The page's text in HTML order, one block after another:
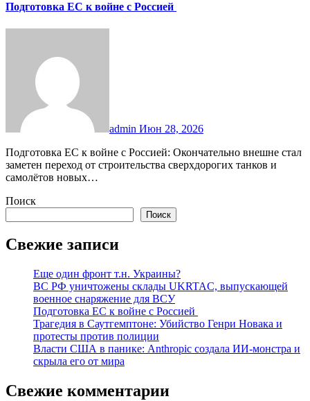
Подготовка ЕС к войне с Россией
admin Июн 28, 2026
Подготовка ЕС к войне с Россией: Окончательно внешне стал
заметен переход от строительства сверхдорогих танков и
самолётов новых…
Поиск
Поиск
Свежие записи
Еще один фронт т.н. Украины?
ВС РФ уничтожены склады UKRTAC, выпускающей
военное снаряжение для ВСУ
Подготовка ЕС к войне с Россией
Трагедия в Саутгемптоне: Убийство Генри Новака и
протесты против полиции
Власти США в панике: Anthropic создала ИИ-монстра и
скрыла его от мира
Свежие комментарии